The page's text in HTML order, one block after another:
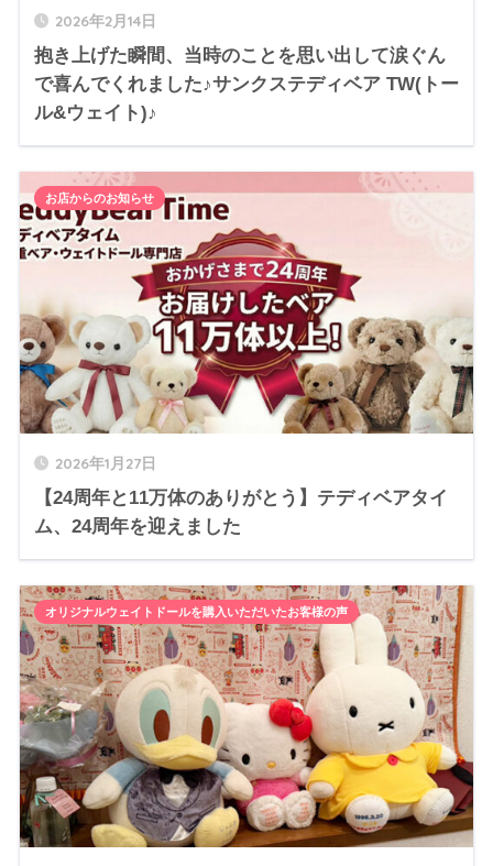
2026年2月14日
抱き上げた瞬間、当時のことを思い出して涙ぐん
で喜んでくれました♪サンクステディベア TW(トー
ル&ウェイト)♪
2026年1月27日
【24周年と11万体のありがとう】テディベアタイ
ム、24周年を迎えました
お店からのお知らせ
オリジナルウェイトドールを購入いただいたお客様の声